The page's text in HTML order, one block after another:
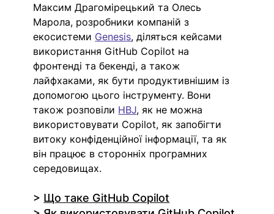
Максим Драгомірецький та Олесь
Марола, розробники компаній з
екосистеми Genesis, діляться кейсами
використання GitHub Copilot на
фронтенді та бекенді, а також
лайфхаками, як бути продуктивнішим із
допомогою цього інструменту. Вони
також розповіли HBJ, як не можна
використовувати Copilot, як запобігти
витоку конфіденційної інформації, та як
він працює в сторонніх програмних
середовищах.
> Що таке GitHub Copilot